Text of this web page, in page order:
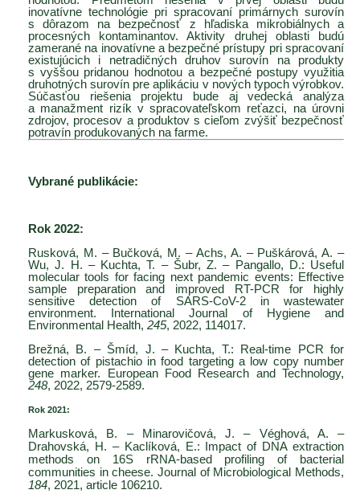
inovatívne technológie pri spracovaní primárnych surovín
s dôrazom na bezpečnosť z hľadiska mikrobiálnych a
procesných kontaminantov. Aktivity druhej oblasti budú
zamerané na inovatívne a bezpečné prístupy pri spracovaní
existujúcich i netradičných druhov surovín na produkty
s vyššou pridanou hodnotou a bezpečné postupy využitia
druhotných surovín pre aplikáciu v nových typoch výrobkov.
Súčasťou riešenia projektu bude aj vedecká analýza
a manažment rizík v spracovateľskom reťazci, na úrovni
zdrojov, procesov a produktov s cieľom zvýšiť bezpečnosť
potravín produkovaných na farme.
Vybrané publikácie:
Rok 2022:
Rusková, M. – Bučková, M. – Achs, A. – Puškárová, A. –
Wu, J. H. – Kuchta, T. – Šubr, Z. – Pangallo, D.: Useful
molecular tools for facing next pandemic events: Effective
sample preparation and improved RT-PCR for highly
sensitive detection of SARS-CoV-2 in wastewater
environment. International Journal of Hygiene and
Environmental Health, 245, 2022, 114017.
Brežná, B. – Šmíd, J. – Kuchta, T.: Real-time PCR for
detection of pistachio in food targeting a low copy number
gene marker. European Food Research and Technology,
248, 2022, 2579-2589.
Rok 2021:
Markusková, B. – Minarovičová, J. – Véghová, A. –
Drahovská, H. – Kaclíková, E.:
Impact of DNA extraction
methods on 16S rRNA-based profiling of bacterial
communities in cheese. Journal of Microbiological Methods,
184, 2021, article 106210.